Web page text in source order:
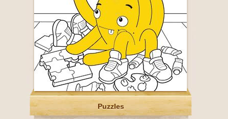
Puzzles